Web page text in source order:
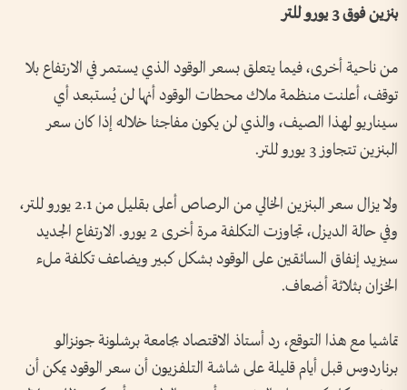
بنزين فوق 3 يورو للتر
من ناحية أخرى، فيما يتعلق بسعر الوقود الذي يستمر في الارتفاع بلا
توقف، أعلنت منظمة ملاك محطات الوقود أنها لن يُستبعد أي
سيناريو لهذا الصيف، والذي لن يكون مفاجئا خلاله إذا كان سعر
البنزين تتجاوز 3 يورو للتر.
ولا يزال سعر البنزين الخالي من الرصاص أعلى بقليل من 2.1 يورو للتر،
وفي حالة الديزل، تجاوزت التكلفة مرة أخرى 2 يورو. الارتفاع الجديد
سيزيد إنفاق السائقين على الوقود بشكل كبير ويضاعف تكلفة ملء
الخزان بثلاثة أضعاف.
تماشيا مع هذا التوقع، رد أستاذ الاقتصاد بجامعة برشلونة جونزالو
برناردوس قبل أيام قليلة على شاشة التلفزيون أن سعر الوقود يمكن أن